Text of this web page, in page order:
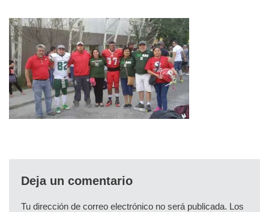
Deja un comentario
Tu dirección de correo electrónico no será publicada. Los